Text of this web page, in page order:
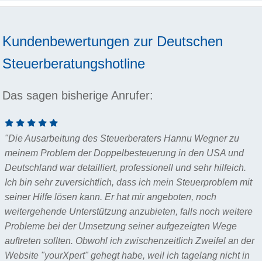
Kundenbewertungen zur Deutschen
Steuerberatungshotline
Das sagen bisherige Anrufer:
"Die Ausarbeitung des Steuerberaters Hannu Wegner zu
meinem Problem der Doppelbesteuerung in den USA und
Deutschland war detailliert, professionell und sehr hilfeich.
Ich bin sehr zuversichtlich, dass ich mein Steuerproblem mit
seiner Hilfe lösen kann. Er hat mir angeboten, noch
weitergehende Unterstützung anzubieten, falls noch weitere
Probleme bei der Umsetzung seiner aufgezeigten Wege
auftreten sollten. Obwohl ich zwischenzeitlich Zweifel an der
Website "yourXpert" gehegt habe, weil ich tagelang nicht in